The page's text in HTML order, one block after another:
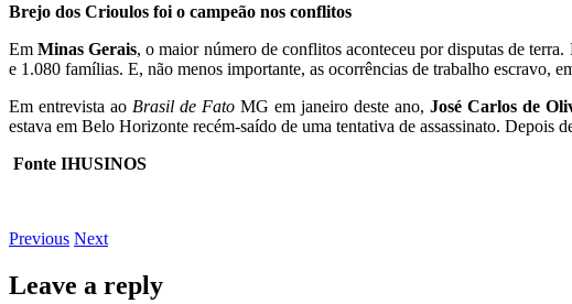
Brejo dos Crioulos foi o campeão nos conflitos
EmMinas Gerais, o maior número de conflitos aconteceu por disputas de
e 1.080 famílias. E, não menos importante, as ocorrências de trabalho escravo,
Em entrevista ao Brasil de FatoMG em janeiro deste ano, José Carlos de
estava em Belo Horizonte recém-saído de uma tentativa de assassinato.
Fonte IHUSINOS
Previous Next
Leave a reply